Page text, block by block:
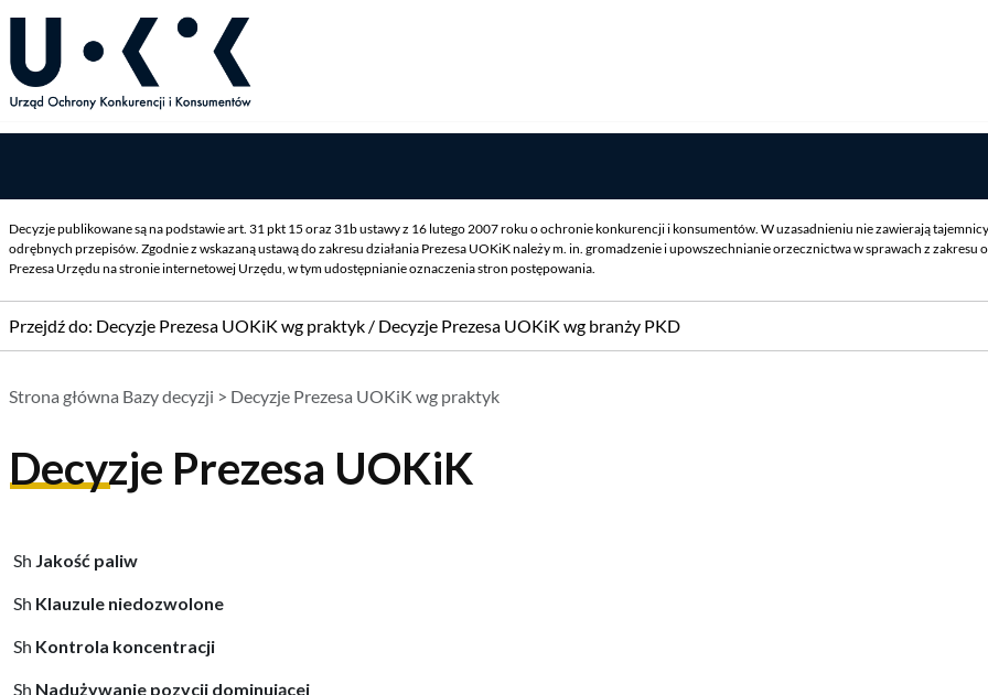
Decyzje publikowane są na podstawie art. 31 pkt 15 oraz 31b ustawy z 16 lutego 2007 roku o ochronie konkurencji i konsumentów. W uzasadnieniu nie zawierają
odrębnych przepisów. Zgodnie z wskazaną ustawą do zakresu działania Prezesa UOKiK należy m. in. gromadzenie i upowszechnianie orzecznictwa w sprawach z
Prezesa Urzędu na stronie internetowej Urzędu, w tym udostępnianie oznaczenia stron postępowania.
Przejdź do: Decyzje Prezesa UOKiK wg praktyk/ Decyzje Prezesa UOKiK wg branży PKD
Strona główna Bazy decyzji > Decyzje Prezesa UOKiK wg praktyk
Decyzje Prezesa UOKiK
Jakość paliw
Klauzule niedozwolone
Kontrola koncentracji
Nadużywanie pozycji dominującej